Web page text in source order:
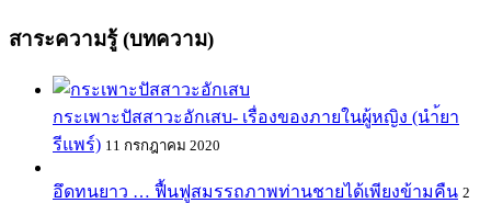
สาระความรู้ (บทความ)
กระเพาะปัสสาวะอักเสบ- เรื่องของภายในผู้หญิง (นำ้ยา
รีแพร์) 11 กรกฎาคม 2020
อึดทนยาว … ฟื้นฟูสมรรถภาพท่านชายได้เพียงข้ามคืน 2